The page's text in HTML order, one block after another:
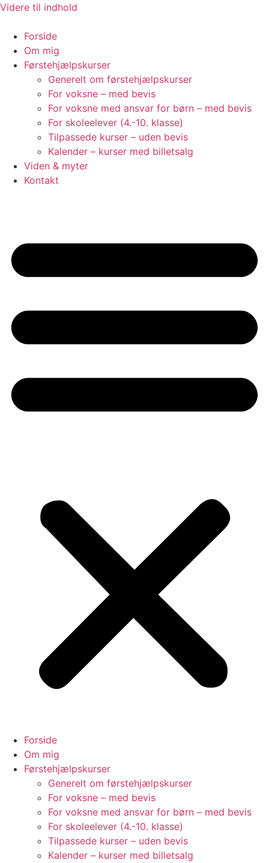
Videre til indhold
Forside
Om mig
Førstehjælpskurser
Generelt om førstehjælpskurser
For voksne – med bevis
For voksne med ansvar for børn – med bevis
For skoleelever (4.-10. klasse)
Tilpassede kurser – uden bevis
Kalender – kurser med billetsalg
Viden & myter
Kontakt
Forside
Om mig
Førstehjælpskurser
Generelt om førstehjælpskurser
For voksne – med bevis
For voksne med ansvar for børn – med bevis
For skoleelever (4.-10. klasse)
Tilpassede kurser – uden bevis
Kalender – kurser med billetsalg